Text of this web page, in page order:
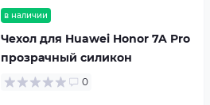
в наличии
Чехол для Huawei Honor 7A Pro
прозрачный силикон
0